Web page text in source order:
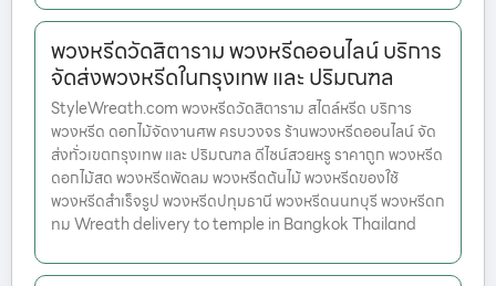
พวงหรีดวัดสิตาราม พวงหรีดออนไลน์ บริการ
จัดส่งพวงหรีดในกรุงเทพ และ ปริมณฑล
StyleWreath.com พวงหรีดวัดสิตาราม สไตล์หรีด บริการ
พวงหรีด ดอกไม้จัดงานศพ ครบวงจร ร้านพวงหรีดออนไลน์ จัด
ส่งทั่วเขตกรุงเทพ และ ปริมณฑล ดีไซน์สวยหรู ราคาถูก พวงหรีด
ดอกไม้สด พวงหรีดพัดลม พวงหรีดต้นไม้ พวงหรีดของใช้
พวงหรีดสำเร็จรูป พวงหรีดปทุมธานี พวงหรีดนนทบุรี พวงหรีดก
ทม Wreath delivery to temple in Bangkok Thailand